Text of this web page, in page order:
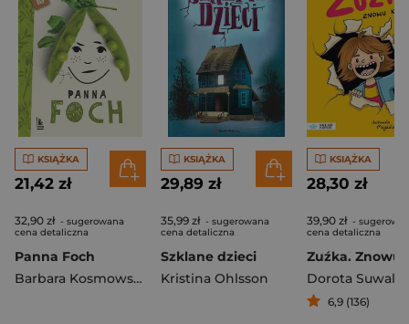
KSIĄŻKA
21,42 zł
32,90 zł - sugerowana
cena detaliczna
Panna Foch
Barbara Kosmowska
KSIĄŻKA
29,89 zł
35,99 zł - sugerowana
cena detaliczna
Szklane dzieci
Kristina Ohlsson
KSIĄŻKA
28,30 zł
39,90 zł -
cena detaliczna
Dorota
6,9 (136)